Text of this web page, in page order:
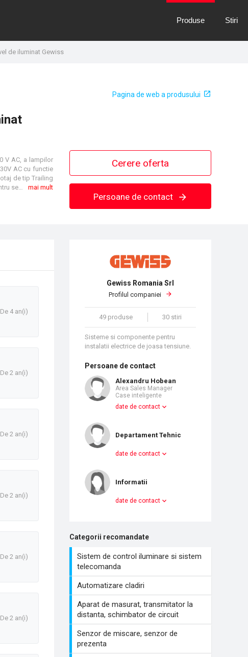
Produse Stiri
de iluminat Gewiss
Pagina de web a produsului
V AC, a lampilor
AC cu functie
de tip Trailing
mai mult
Cerere oferta
Persoane de contact
Gewiss Romania Srl
Profilul companiei
49 produse 30 stiri
Sisteme si componente pentru
instalatii electrice de joasa tensiune.
Persoane de contact
Alexandru Hobean
Area Sales Manager
Case inteligente
date de contact
Departament Tehnic
date de contact
Informatii
date de contact
Categorii recomandate
Sistem de control iluminare si sistem
telecomanda
Automatizare cladiri
Aparat de masurat, transmitator la
distanta, schimbator de circuit
Senzor de miscare, senzor de
prezenta
De 4 an(i)
De 2 an(i)
De 2 an(i)
De 2 an(i)
De 2 an(i)
De 2 an(i)